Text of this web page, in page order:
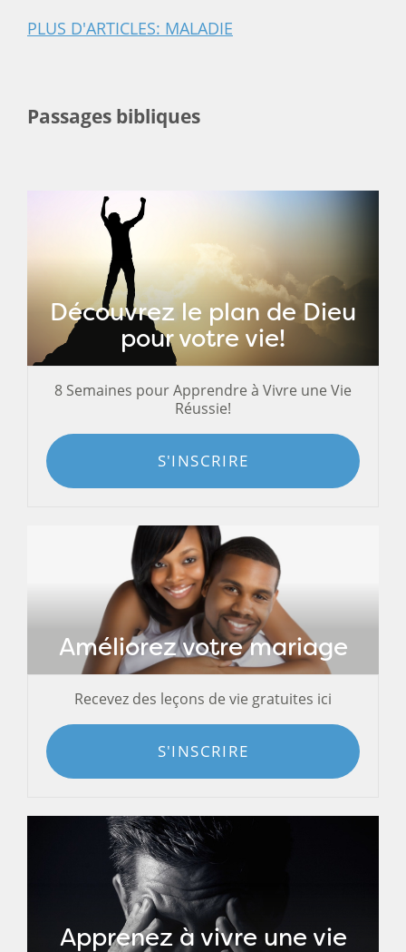
PLUS D'ARTICLES: MALADIE
Passages bibliques
Découvrez le plan de Dieu
pour votre vie!
8 Semaines pour Apprendre à Vivre une Vie
Réussie!
S'INSCRIRE
Améliorez votre mariage
Recevez des leçons de vie gratuites ici
S'INSCRIRE
Apprenez à vivre une vie